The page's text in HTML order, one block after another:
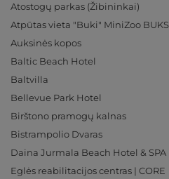
Atostogų parkas (Žibininkai)
Atpūtas vieta "Buki" MiniZoo BUKS
Auksinės kopos
Baltic Beach Hotel
Baltvilla
Bellevue Park Hotel
Birštono pramogų kalnas
Bistrampolio Dvaras
Daina Jurmala Beach Hotel & SPA
Eglės reabilitacijos centras | CORE